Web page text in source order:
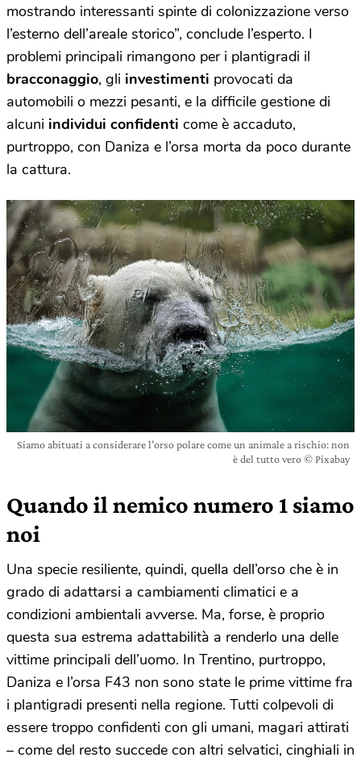
mostrando interessanti spinte di colonizzazione verso
l’esterno dell’areale storico”, conclude l’esperto. I
problemi principali rimangono per i plantigradi il
bracconaggio, gli investimenti provocati da
automobili o mezzi pesanti, e la difficile gestione di
alcuni individui confidenti come è accaduto,
purtroppo, con Daniza e l’orsa morta da poco durante
la cattura.
Siamo abituati a considerare l’orso polare come un animale a rischio: non
è del tutto vero © Pixabay
Quando il nemico numero 1 siamo
noi
Una specie resiliente, quindi, quella dell’orso che è in
grado di adattarsi a cambiamenti climatici e a
condizioni ambientali avverse. Ma, forse, è proprio
questa sua estrema adattabilità a renderlo una delle
vittime principali dell’uomo. In Trentino, purtroppo,
Daniza e l’orsa F43 non sono state le prime vittime fra
i plantigradi presenti nella regione. Tutti colpevoli di
essere troppo confidenti con gli umani, magari attirati
– come del resto succede con altri selvatici, cinghiali in